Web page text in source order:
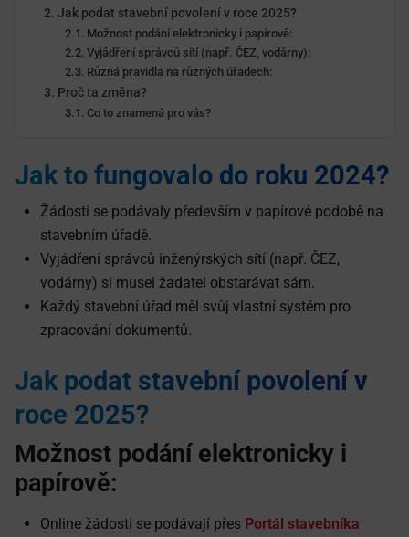
Jak podat stavební povolení v roce 2025?
Možnost podání elektronicky i papírově:
Vyjádření správců sítí (např. ČEZ, vodárny):
Různá pravidla na různých úřadech:
Proč ta změna?
Co to znamená pro vás?
Jak to fungovalo do roku 2024?
Žádosti se podávaly především v papírové podobě na
stavebním úřadě.
Vyjádření správců inženýrských sítí (např. ČEZ,
vodárny) si musel žadatel obstarávat sám.
Každý stavební úřad měl svůj vlastní systém pro
zpracování dokumentů.
Jak podat stavební povolení v
roce 2025?
Možnost podání elektronicky i
papírově:
Online žádosti se podávají přes Portál stavebníka